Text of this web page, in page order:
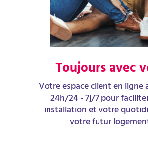
Toujours avec
Votre espace client en ligne
24h/24 - 7j/7 pour
installation et votre
votre futur